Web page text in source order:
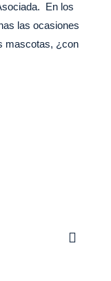
En los
las ocasiones
mascotas, ¿con